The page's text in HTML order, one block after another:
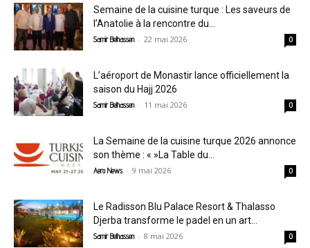
Semaine de la cuisine turque : Les saveurs de
l’Anatolie à la rencontre du...
Samir Belhassen - 22 mai 2026 0
L’aéroport de Monastir lance officiellement la
saison du Hajj 2026
Samir Belhassen - 11 mai 2026 0
La Semaine de la cuisine turque 2026 annonce
son thème : « »La Table du...
Aero News - 9 mai 2026 0
Le Radisson Blu Palace Resort & Thalasso
Djerba transforme le padel en un art...
Samir Belhassen - 8 mai 2026 0